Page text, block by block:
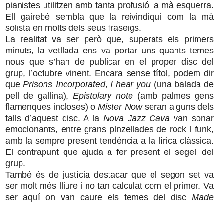
pianistes utilitzen amb tanta profusió la mà esquerra.
Ell gairebé sembla que la reivindiqui com la mà
solista en molts dels seus fraseigs.
La realitat va ser però que, superats els primers
minuts, la vetllada ens va portar uns quants temes
nous que s’han de publicar en el proper disc del
grup, l’octubre vinent. Encara sense títol, podem dir
quePrisons Incorporated, I hear you (una balada de
pell de gallina), Epistolary note (amb palmes gens
flamenques incloses) oMister Nowseran alguns dels
talls d’aquest disc. A la Nova Jazz Cava van sonar
emocionants, entre grans pinzellades de rock i funk,
amb la sempre present tendència a la lírica clàssica.
El contrapunt que ajuda a fer present el segell del
grup.
També és de justícia destacar que el segon set va
ser molt més lliure i no tan calculat com el primer. Va
ser aquí on van caure els temes del disc Made